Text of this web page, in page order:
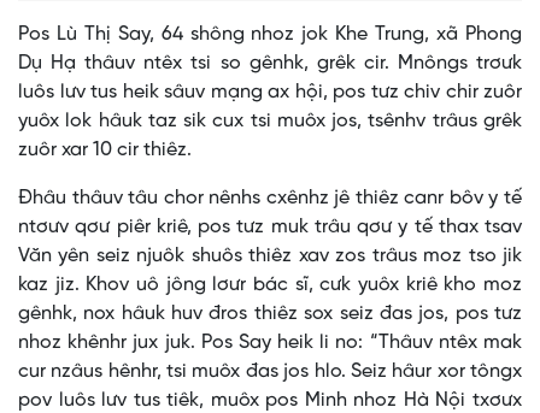
Pos Lù Thị Say, 64 shông nhoz jok Khe Trung, xã Phong
Dụ Hạ thâuv ntêx tsi so gênhk, grêk cir. Mnôngs trơưk
luôs lưv tus heik sâuv mạng ax hội, pos tưz chiv chir zuôr
yuôx lok hâuk taz sik cux tsi muôx jos, tsênhv trâus grêk
zuôr xar 10 cir thiêz.
Đhâu thâuv tâu chor nênhs cxênhz jê thiêz canr bôv y tế
ntơưv qơư piêr kriê, pos tưz muk trâu qơư y tế thax tsav
Văn yên seiz njuôk shuôs thiêz xav zos trâus moz tso jik
kaz jiz. Khov uô jông lơưr bác sĩ, cưk yuôx kriê kho moz
gênhk, nox hâuk huv đros thiêz sox seiz đas jos, pos tưz
nhoz khênhr jux juk. Pos Say heik li no: “Thâuv ntêx mak
cur nzâus hênhr, tsi muôx đas jos hlo. Seiz hâur xor tôngx
pov luôs lưv tus tiêk, muôx pos Minh nhoz Hà Nội txơưx